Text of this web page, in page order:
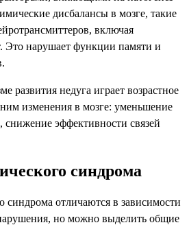
дисбалансы в мозге, такие
включая
Это нарушает функции памяти и
развития недуга играет возрастное
изменения в мозге: уменьшение
снижение эффективности связей
синдрома
синдрома отличаются в зависимости
но можно выделить общие